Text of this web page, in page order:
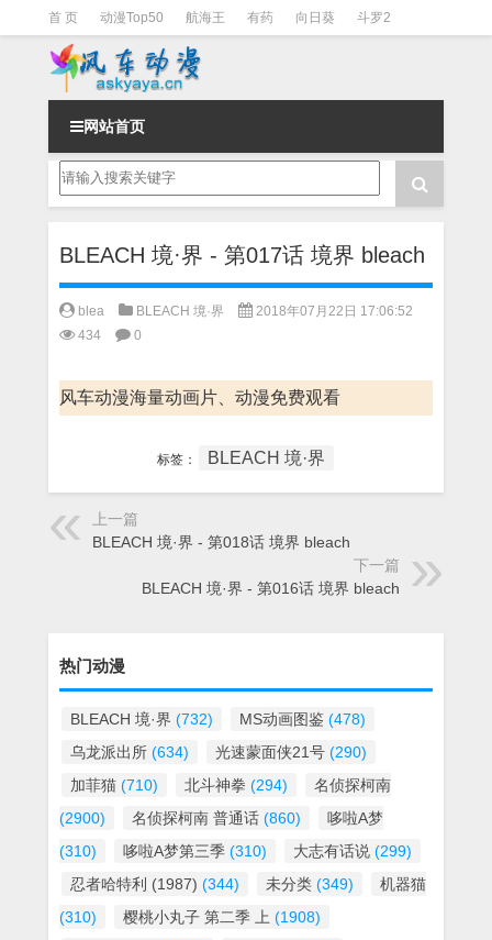
首 页 动漫Top50 航海王 有药 向日葵 斗罗2
斗罗3 火影 一拳超人
网站首页
BLEACH 境·界 - 第017话 境界 bleach
blea BLEACH 境·界
2018年07月22日 17:06:52
434
0
风车动漫海量动画片、动漫免费观看
标签： BLEACH 境·界
上一篇
BLEACH 境·界 - 第018话 境界 bleach
下一篇
BLEACH 境·界 - 第016话 境界 bleach
热门动漫
BLEACH 境·界 (732) MS动画图鉴 (478)
乌龙派出所 (634) 光速蒙面侠21号 (290)
加菲猫 (710) 北斗神拳 (294)
名侦探柯南
(2900)
名侦探柯南 普通话 (860)
哆啦A梦
(310)
哆啦A梦第三季 (310) 大志有话说 (299)
忍者哈特利 (1987) (344) 未分类 (349)
机器猫
(310)
樱桃小丸子 第二季 上 (1908)